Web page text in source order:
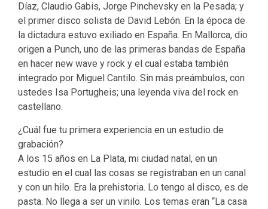
Díaz, Claudio Gabis, Jorge Pinchevsky en la Pesada; y
el primer disco solista de David Lebón. En la época de
la dictadura estuvo exiliado en España. En Mallorca, dio
origen a Punch, uno de las primeras bandas de España
en hacer new wave y rock y el cual estaba también
integrado por Miguel Cantilo. Sin más preámbulos, con
ustedes Isa Portugheis; una leyenda viva del rock en
castellano.
¿Cuál fue tu primera experiencia en un estudio de
grabación?
A los 15 años en La Plata, mi ciudad natal, en un
estudio en el cual las cosas se registraban en un canal
y con un hilo. Era la prehistoria. Lo tengo al disco, es de
pasta. No llega a ser un vinilo. Los temas eran “La casa